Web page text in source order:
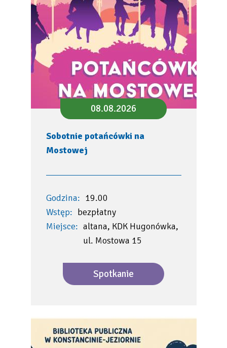
08.08.2026
Sobotnie potańcówki na
Mostowej
Godzina: 19.00
Wstęp: bezpłatny
Miejsce: altana, KDK Hugonówka,
ul. Mostowa 15
Spotkanie